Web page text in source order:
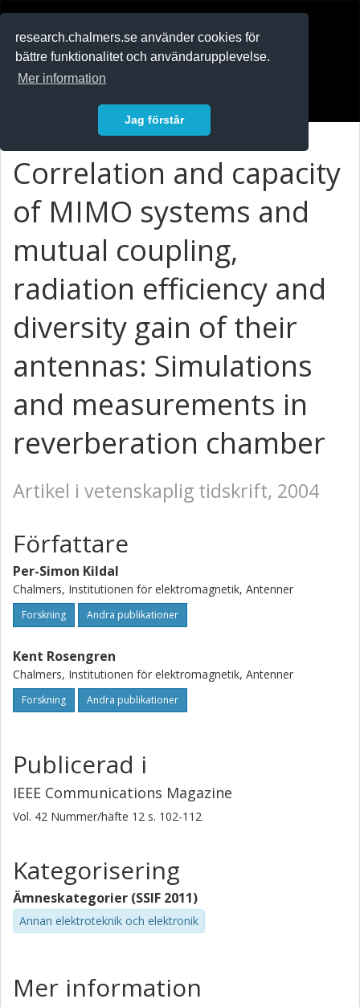
research.chalmers.se använder cookies för
bättre funktionalitet och användarupplevelse.
Mer information
Jag förstår
Correlation and capacity
of MIMO systems and
mutual coupling,
radiation efficiency and
diversity gain of their
antennas: Simulations
and measurements in
reverberation chamber
Artikel i vetenskaplig tidskrift, 2004
Författare
Per-Simon Kildal
Chalmers, Institutionen för elektromagnetik, Antenner
Forskning Andra publikationer
Kent Rosengren
Chalmers, Institutionen för elektromagnetik, Antenner
Forskning Andra publikationer
Publicerad i
IEEE Communications Magazine
Vol. 42 Nummer/häfte 12 s. 102-112
Kategorisering
Ämneskategorier (SSIF 2011)
Annan elektroteknik och elektronik
Mer information